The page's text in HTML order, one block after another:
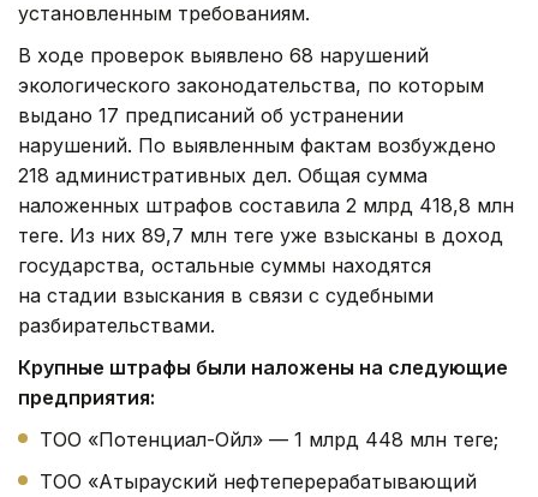
установленным требованиям.
В ходе проверок выявлено 68 нарушений
экологического законодательства, по которым
выдано 17 предписаний об устранении
нарушений. По выявленным фактам возбуждено
218 административных дел. Общая сумма
наложенных штрафов составила 2 млрд 418,8 млн
теңге. Из них 89,7 млн теңге уже взысканы в доход
государства, остальные суммы находятся
на стадии взыскания в связи с судебными
разбирательствами.
Крупные штрафы были наложены на следующие
предприятия:
ТОО «Потенциал-Ойл» — 1 млрд 448 млн теңге;
ТОО «Атырауский нефтеперерабатывающий